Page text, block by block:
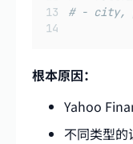
# - city,
根本原因：
Yahoo
不同类型